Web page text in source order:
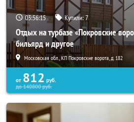
03:56:14 Купили:7
Отдых на турбазе «Покровские
бильярд и другое
Московская обл., КП Покровские ворота, д. 182
от 812 руб.
до140800руб.